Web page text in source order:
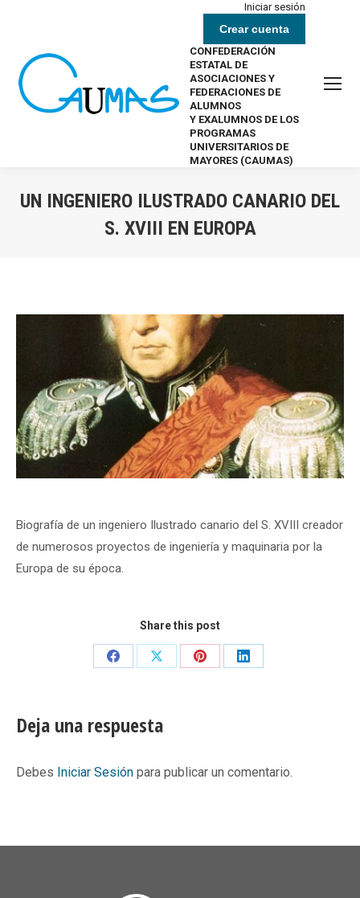
Iniciar sesión
Crear cuenta
CONFEDERACIÓN
ESTATAL DE
ASOCIACIONES Y
FEDERACIONES DE
ALUMNOS
Y EXALUMNOS DE LOS
PROGRAMAS
UNIVERSITARIOS DE
MAYORES (CAUMAS)
UN INGENIERO ILUSTRADO CANARIO DEL
S. XVIII EN EUROPA
Biografía de un ingeniero Ilustrado canario del S. XVIII creador
de numerosos proyectos de ingeniería y maquinaria por la
Europa de su época.
Share this post
Share
Share
Share
Share
Deja una respuesta
Debes Iniciar Sesión para publicar un comentario.